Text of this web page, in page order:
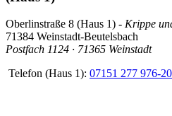
Oberlinstraße 8 (Haus 1) - Krippe
71384 Weinstadt-Beutelsbach
Postfach 1124 · 71365 Weinstadt
Telefon (Haus 1): 07151 277 976-20